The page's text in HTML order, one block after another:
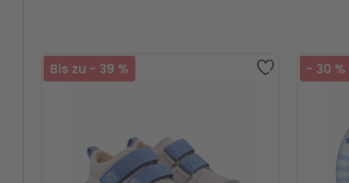
Zur
Bis zu - 39 % - 30 %